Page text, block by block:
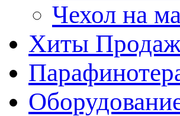
Чехол на
Хиты Продаж